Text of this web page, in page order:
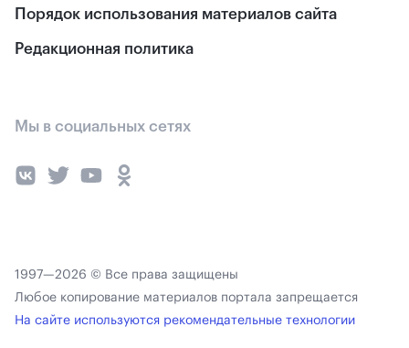
Порядок использования материалов сайта
Редакционная политика
Мы в социальных сетях
1997—2026 © Все права защищены
Любое копирование материалов портала запрещается
На сайте используются рекомендательные технологии